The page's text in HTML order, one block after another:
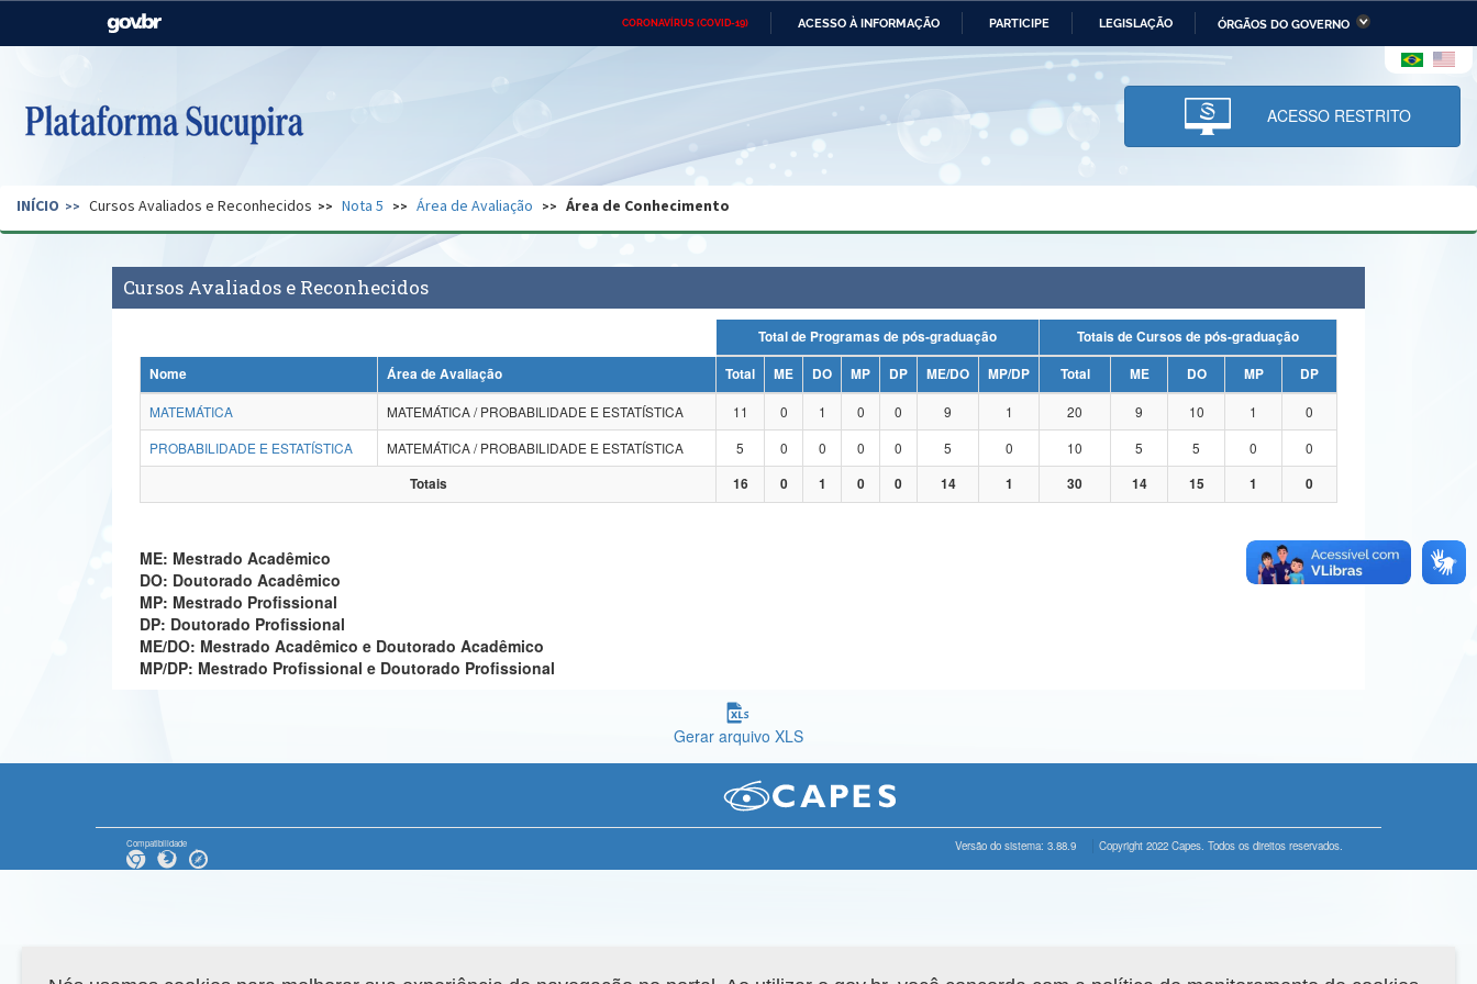
CORONAVÍRUS (COVID-19) ACESSO À INFORMAÇÃO PARTICIPE LEGISLAÇÃO ÓRGÃOS DO GOVERNO
Casa Civil Ministério das Relações Ministério da Economia Ministério da Infraestrutura
Pecuária e Abastecimento
Ministério da Ciência,
Tecnologia, Inovações e
Comunicações
Ministério do Desenvolvimento
Regional e dos Direitos Humanos
Secretaria de Governo Gabinete de Segurança Advocacia-Geral da União Banco Central do Brasil Planalto
ACESSO RESTRITO
INÍCIO Cursos Avaliados e Reconhecidos Nota 5 Área de Avaliação Área de Conhecimento
Cursos Avaliados e Reconhecidos
Total de Programas de pós-graduação
Totais de Cursos de pós-graduação
Nome
Área de Avaliação Total ME DO MP DP ME/DO MP/DP Total ME DO MP
DP
MATEMÁTICA
MATEMÁTICA / PROBABILIDADE E ESTATÍSTICA 11 0 1 0 0 9 1 20 9 10 1
0
PROBABILIDADE E ESTATÍSTICA
MATEMÁTICA / PROBABILIDADE E ESTATÍSTICA 5 0 0 0 0 5 0 10 5 5 0
0
Totais
16 0 1 0 0 14 1 30 14 15 1 0
ME: Mestrado Acadêmico
DO: Doutorado Acadêmico
MP: Mestrado Profissional
DP: Doutorado Profissional
ME/DO: Mestrado Acadêmico e Doutorado Acadêmico
MP/DP: Mestrado Profissional e Doutorado Profissional
Gerar arquivo XLS
Compatibilidade Versão do sistema: 3.88.9 Copyright 2022 Capes. Todos os direitos reservados.